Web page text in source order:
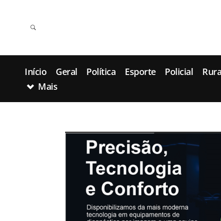
Início Geral Política Esporte Policial
Mais